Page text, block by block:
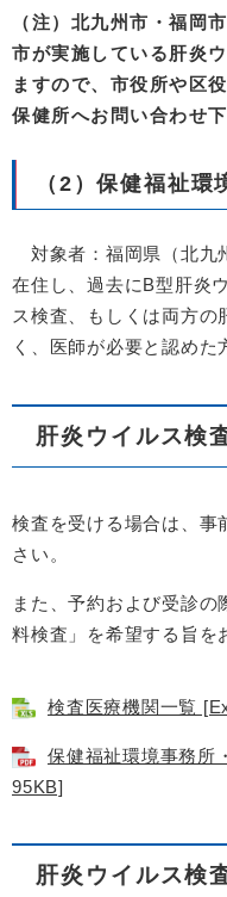
（注）北九州市・福岡
市が実施している肝炎
ますので、市役所や区
保健所へお問い合わせ下
（2）保健福祉
対象者：福岡県（北九
在住し、過去にB型肝炎
ス検査、もしくは両方の
く、医師が必要と認めた
肝炎ウイルス検
検査を受ける場合は、事
さい。
また、予約および受診
料検査」を希望する旨を
検査医療機関一覧
保健福祉環境事務所
95KB]
肝炎ウイルス検